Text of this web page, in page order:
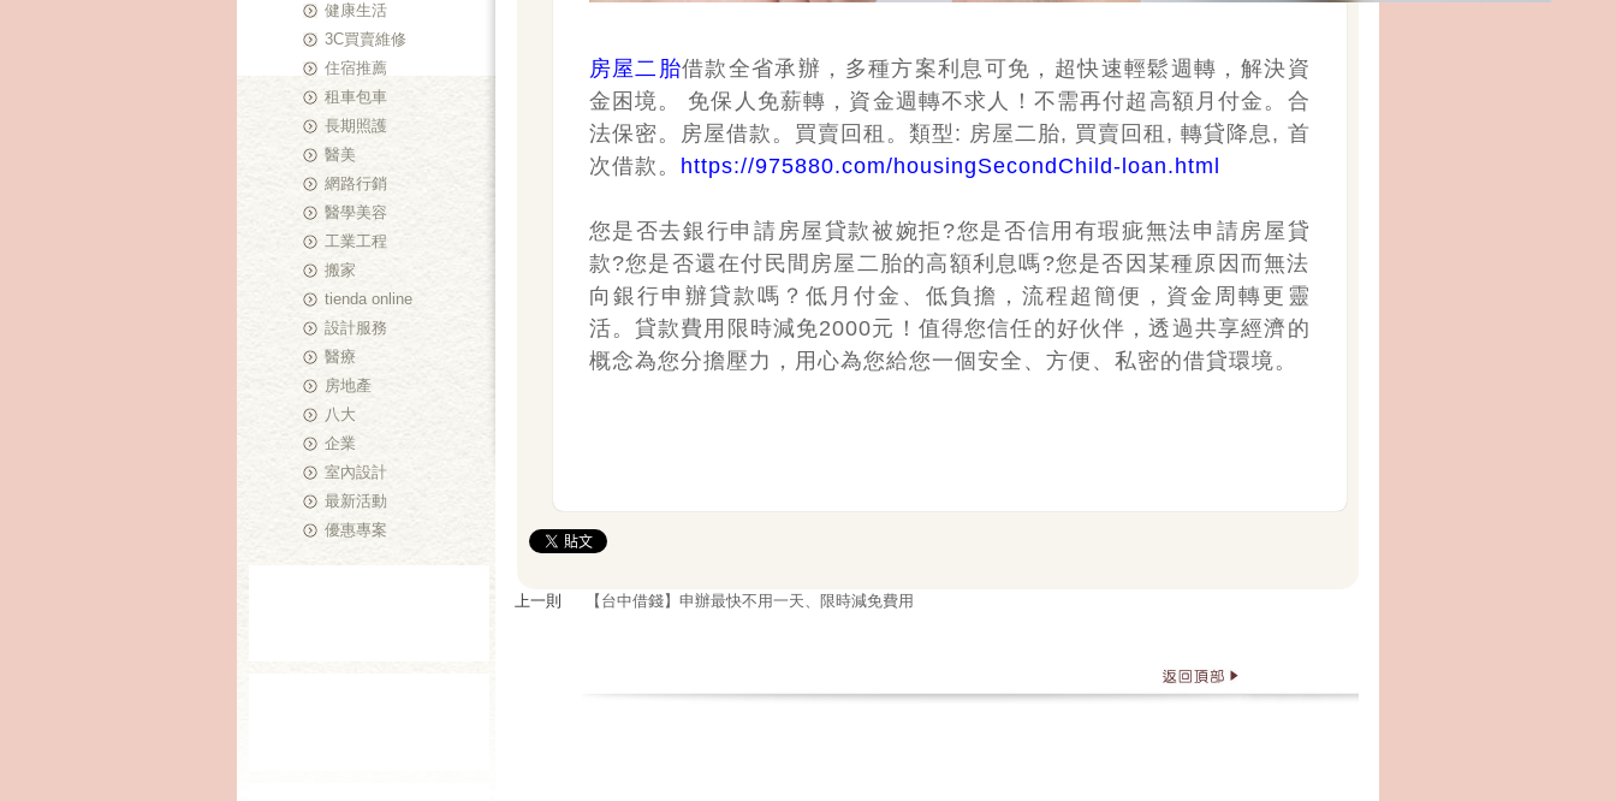
健康生活
3C買賣維修
住宿推薦
租車包車
長期照護
醫美
網路行銷
醫學美容
工業工程
搬家
tienda online
設計服務
醫療
房地產
八大
企業
室內設計
最新活動
優惠專案
房屋二胎借款全省承辦，多種方案利息可免，超快速輕鬆週轉，解決資
金困境。 免保人免薪轉，資金週轉不求人！不需再付超高額月付金。合
法保密。房屋借款。買賣回租。類型: 房屋二胎, 買賣回租, 轉貸降息, 首
次借款。
https://975880.com/housingSecondChild-loan.html
您是否去銀行申請房屋貸款被婉拒?您是否信用有瑕疵無法申請房屋貸
款?您是否還在付民間房屋二胎的高額利息嗎?您是否因某種原因而無法
向銀行申辦貸款嗎？低月付金、低負擔，流程超簡便，資金周轉更靈
活。貸款費用限時減免2000元！值得您信任的好伙伴，透過共享經濟的
概念為您分擔壓力，用心為您給您一個安全、方便、私密的借貸環境。
上一則 【台中借錢】申辦最快不用一天、限時減免費用